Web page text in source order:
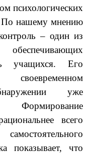
психологических
По нашему мнению
– один из
учащихся. Его
уже
всего
показывает, что